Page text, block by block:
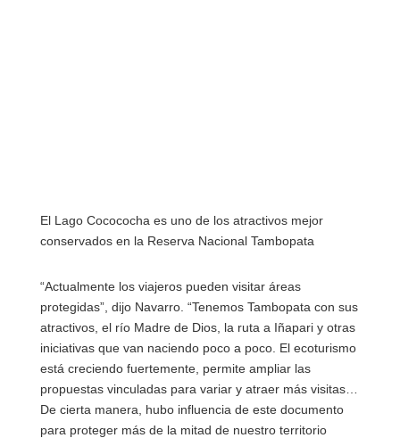
El Lago Cocococha es uno de los atractivos mejor
conservados en la Reserva Nacional Tambopata
“Actualmente los viajeros pueden visitar áreas
protegidas”, dijo Navarro. “Tenemos Tambopata con sus
atractivos, el río Madre de Dios, la ruta a Iñapari y otras
iniciativas que van naciendo poco a poco. El ecoturismo
está creciendo fuertemente, permite ampliar las
propuestas vinculadas para variar y atraer más visitas…
De cierta manera, hubo influencia de este documento
para proteger más de la mitad de nuestro territorio